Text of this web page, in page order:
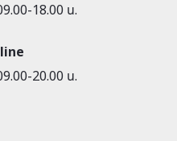
18.00 น.
20.00 น.